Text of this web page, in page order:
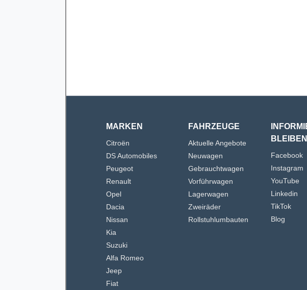
MARKEN
Citroën
DS Automobiles
Peugeot
Renault
Opel
Dacia
Nissan
Kia
Suzuki
Alfa Romeo
Jeep
Fiat
FAHRZEUGE
Aktuelle Angebote
Neuwagen
Gebrauchtwagen
Vorführwagen
Lagerwagen
Zweiräder
Rollstuhlumbauten
BLEIBEN
Facebook
Instagram
YouTube
Linkedin
TikTok
Blog